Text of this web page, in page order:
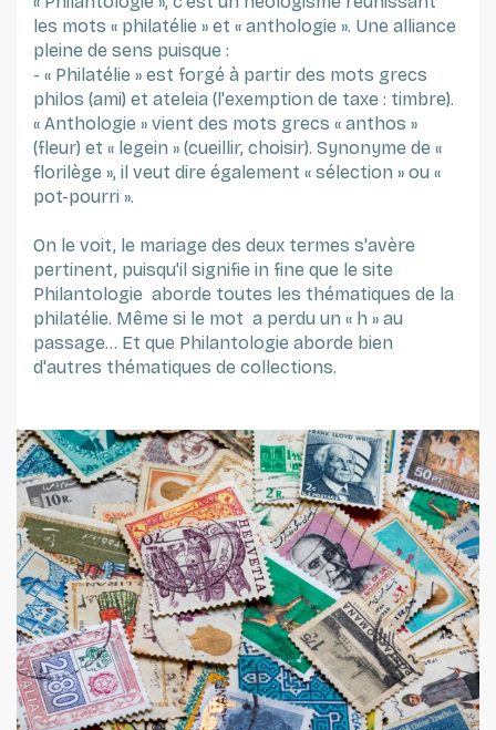
les mots « philatélie » et « anthologie ». Une alliance
pleine de sens puisque :
- « Philatélie » est forgé à partir des mots grecs
philos (ami) et ateleia (l'exemption de taxe : timbre).
« Anthologie » vient des mots grecs « anthos »
(fleur) et « legein » (cueillir, choisir). Synonyme de «
florilège », il veut dire également « sélection » ou «
pot-pourri ».
On le voit, le mariage des deux termes s'avère
pertinent, puisqu'il signifie in fine que le site
Philantologie aborde toutes les thématiques de la
philatélie. Même si le mot a perdu un « h » au
passage... Et que Philantologie aborde bien
d'autres thématiques de collections.